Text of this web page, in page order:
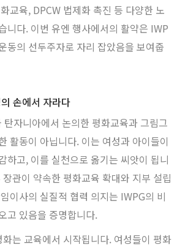
교육, DPCW 법제화 촉진 등 다양한 노
니다. 이번 유엔 행사에서의 활약은 IWP
동의 선두주자로 자리 잡았음을 보여줍
손에서 자라다
탄자니아에서 논의한 평화교육과 그림그
활동이 아닙니다. 이는 여성과 아이들이
하고, 이를 실천으로 옮기는 씨앗이 됩니
관이 약속한 평화교육 확대와 지부 설립
이사의 실질적 협력 의지는 IWPG의 비
고 있음을 증명합니다.
는 교육에서 시작됩니다. 여성들이 평화